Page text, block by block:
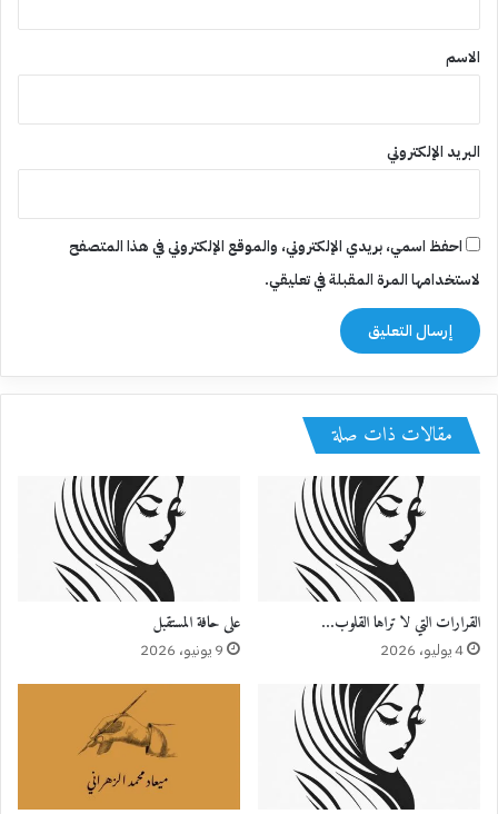
*
الاسم
البريد الإلكتروني
احفظ اسمي، بريدي الإلكتروني، والموقع الإلكتروني في هذا المتصفح
لاستخدامها المرة المقبلة في تعليقي.
مقالات ذات صلة
القرارات التي لا تراها القلوب…
4 يوليو، 2026
على حافة المستقبل
9 يونيو، 2026